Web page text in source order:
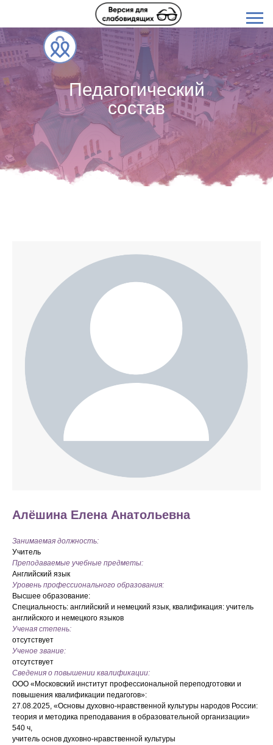
Педагогический
состав
Алёшина Елена Анатольевна
Занимаемая должность:
Учитель
Преподаваемые учебные предметы:
Английский язык
Уровень профессионального образования:
Высшее образование:
Специальность: английский и немецкий язык, квалификация: учитель
английского и немецкого языков
Ученая степень:
отсутствует
Ученое звание:
отсутствует
Сведения о повышении квалификации:
ООО «Московский институт профессиональной переподготовки и
повышения квалификации педагогов»:
27.08.2025, «Основы духовно-нравственной культуры народов России:
теория и методика преподавания в образовательной организации»
540 ч,
учитель основ духовно-нравственной культуры